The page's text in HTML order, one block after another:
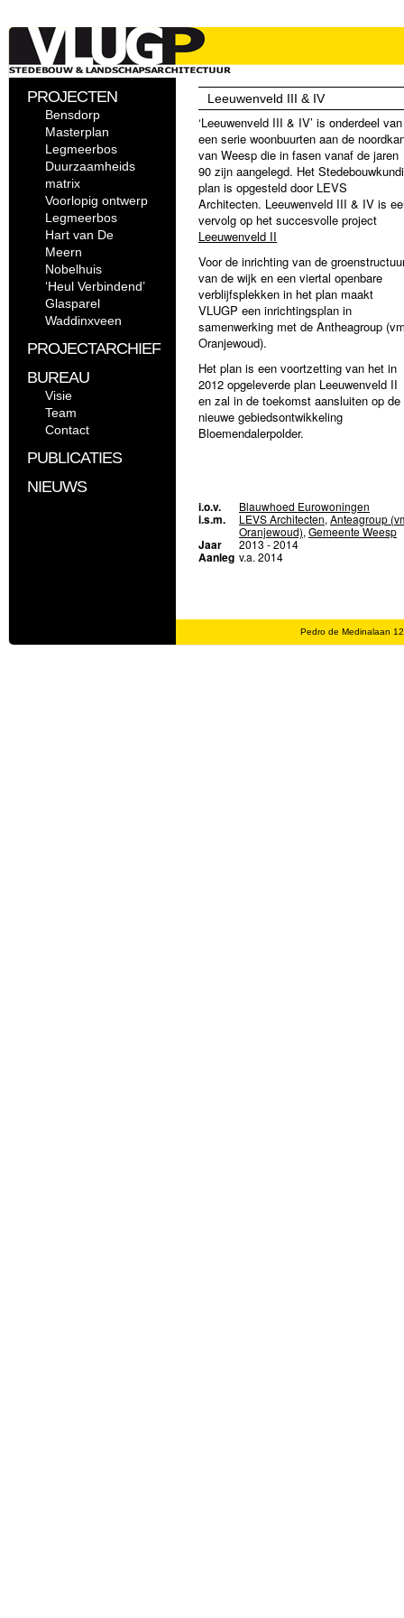
PROJECTEN
Bensdorp
Masterplan
Legmeerbos
Duurzaamheids
matrix
Voorlopig ontwerp
Legmeerbos
Hart van De
Meern
Nobelhuis
‘Heul Verbindend’
Glasparel
Waddinxveen
PROJECTARCHIEF
BUREAU
Visie
Team
Contact
PUBLICATIES
NIEUWS
Leeuwenveld III & IV
‘Leeuwenveld III & IV’ is onderdeel van
een serie woonbuurten aan de
van Weesp die in fasen vanaf de jaren
90 zijn aangelegd. Het
plan is opgesteld door LEVS
Architecten. Leeuwenveld III & IV is
vervolg op het succesvolle project
Leeuwenveld II
Voor de inrichting van de
van de wijk en een viertal openbare
verblijfsplekken in het plan maakt
VLUGP een inrichtingsplan in
samenwerking met de Antheagroup
Oranjewoud).
Het plan is een voortzetting van het in
2012 opgeleverde plan Leeuwenveld II
en zal in de toekomst aansluiten op de
nieuwe gebiedsontwikkeling
Bloemendalerpolder.
i.o.v. Blauwhoed Eurowoningen
i.s.m. LEVS Architecten, Anteagroup
Oranjewoud), Gemeente Weesp
Jaar 2013 - 2014
Aanleg v.a. 2014
Pedro de Medinalaan